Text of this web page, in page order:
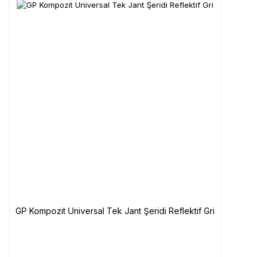
GP Kompozit Universal Tek Jant Şeridi Reflektif Gri